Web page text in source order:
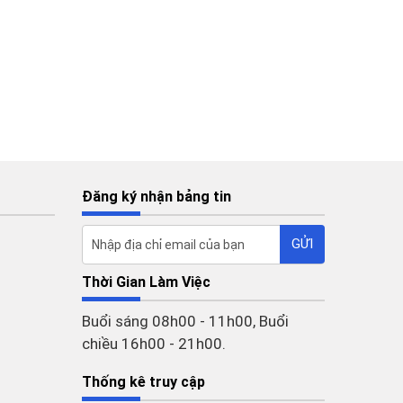
Đăng ký nhận bảng tin
Thời Gian Làm Việc
Buổi sáng 08h00 - 11h00, Buổi
chiều 16h00 - 21h00.
Thống kê truy cập